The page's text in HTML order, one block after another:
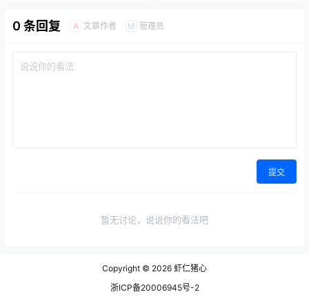
0 条回复 A 文章作者 M 管理员
提交
暂无讨论，说说你的看法吧
Copyright © 2026 虾仁猪心
浙ICP备20006945号-2